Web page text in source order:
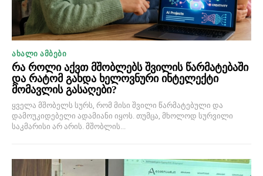
ᲐᲮᲐᲚᲘ ᲐᲛᲑᲔᲑᲘ
რა როლი აქვთ მშობლებს შვილის წარმატებაში
და რატომ გახდა ხელოვნური ინტელექტი
მომავლის გასაღები?
ყველა მშობელს სურს, რომ მისი შვილი წარმატებული და
დამოუკიდებელი ადამიანი იყოს. თუმცა, მხოლოდ სურვილი
საკმარისი არ არის. მშობლის...